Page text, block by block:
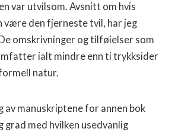
var utvilsom. Avsnitt om hvis
være den fjerneste tvil, har jeg
omskrivninger og tilføielser som
ialt mindre enn ti trykksider
natur.
av manuskriptene for annen bok
med hvilken usedvanlig